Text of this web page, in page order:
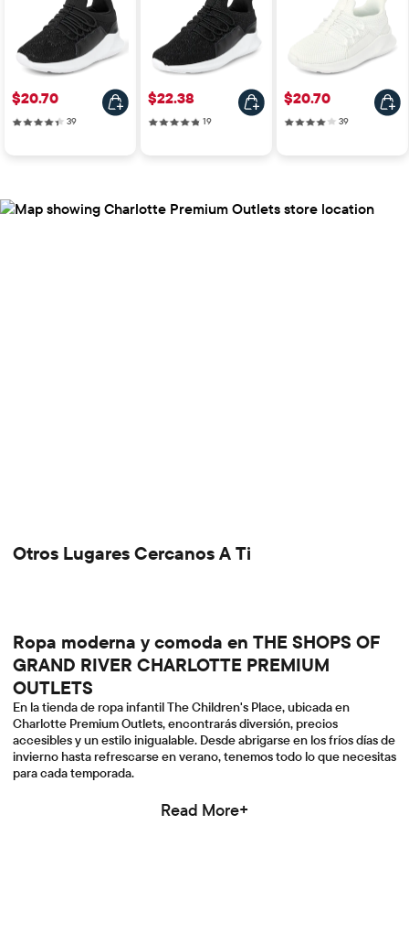
Precio: $20.70
$20.70
3939 reviews
Precio: $22.38
$22.38
1919 reviews
Precio: $20.70
$20.70
3939 reviews
Otros Lugares Cercanos A Ti
Ropa moderna y comoda en THE SHOPS OF
GRAND RIVER CHARLOTTE PREMIUM
OUTLETS
En la tienda de ropa infantil The Children's Place, ubicada en
Charlotte Premium Outlets, encontrarás diversión, precios
accesibles y un estilo inigualable. Desde abrigarse en los fríos días de
invierno hasta refrescarse en verano, tenemos todo lo que necesitas
para cada temporada.
Read More+